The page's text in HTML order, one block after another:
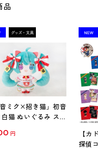
品
音ミク×招き猫」初音
白猫 ぬいぐるみ スタ
円
【カ
探偵